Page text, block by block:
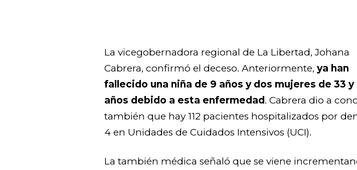
La vicegobernadora regional de La Libertad, Johana
Cabrera, confirmó el deceso. Anteriormente,ya han
fallecido una niña de 9 años y dos mujeres de 33 y
años debido a esta enfermedad . Cabrera dio a
también que hay 112 pacientes hospitalizados por
4 en Unidades de Cuidados Intensivos (UCI).
La también médica señaló que se viene